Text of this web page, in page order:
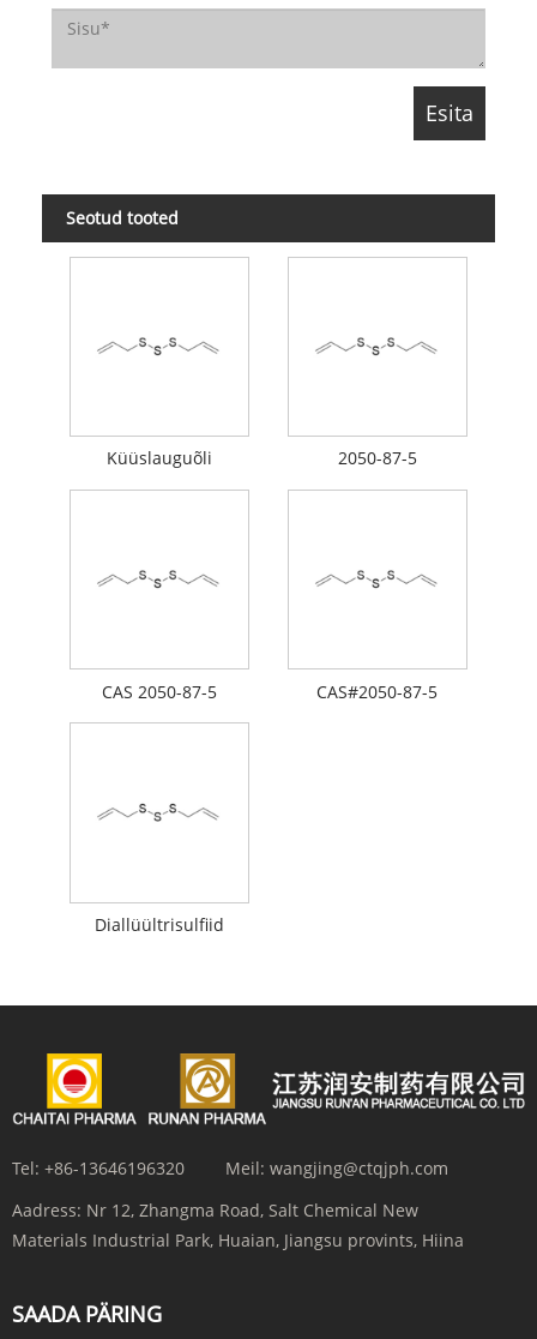
Seotud tooted
Küüslauguõli 2050-87-5
CAS 2050-87-5 CAS#2050-87-5
Diallüültrisulfiid
Tel: +86-13646196320 Meil: wangjing@ctqjph.com
Aadress: Nr 12, Zhangma Road, Salt Chemical New
Materials Industrial Park, Huaian, Jiangsu provints, Hiina
SAADA PÄRING